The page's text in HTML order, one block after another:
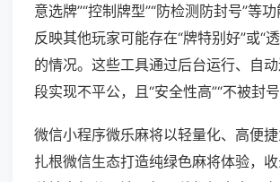
意选牌”“控制牌型”“防检测防封号”等
反映其他玩家可能存在“牌特别好”或“
的情况。这些工具通过后台运行、自
段实现不平公，且“安全性高”“不被封号
微信小程序微乐麻将以轻量化、高便捷
扎根微信生态打造纯绿色麻将体验，